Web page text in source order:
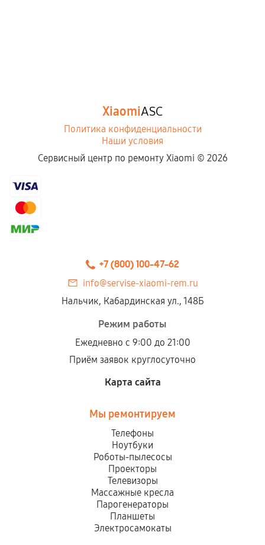
XiaomiASC
Политика конфиденциальности
Наши условия
Сервисный центр по ремонту Xiaomi © 2026
+7 (800) 100-47-62
info@servise-xiaomi-rem.ru
Нальчик, Кабардинская ул., 148Б
Режим работы
Ежедневно с 9:00 до 21:00
Приём заявок круглосуточно
Карта сайта
Мы ремонтируем
Телефоны
Ноутбуки
Роботы-пылесосы
Проекторы
Телевизоры
Массажные кресла
Парогенераторы
Планшеты
Электросамокаты